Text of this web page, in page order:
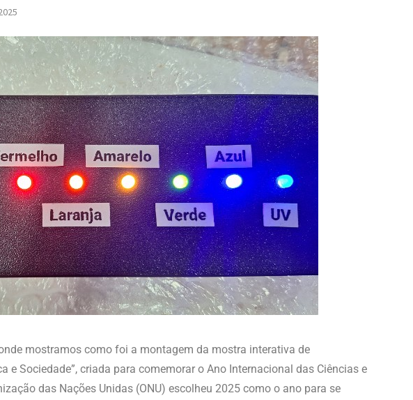
mostramos como foi a montagem da mostra interativa de
e Sociedade”, criada para comemorar o Ano Internacional das Ciências e
das Nações Unidas (ONU) escolheu 2025 como o ano para se